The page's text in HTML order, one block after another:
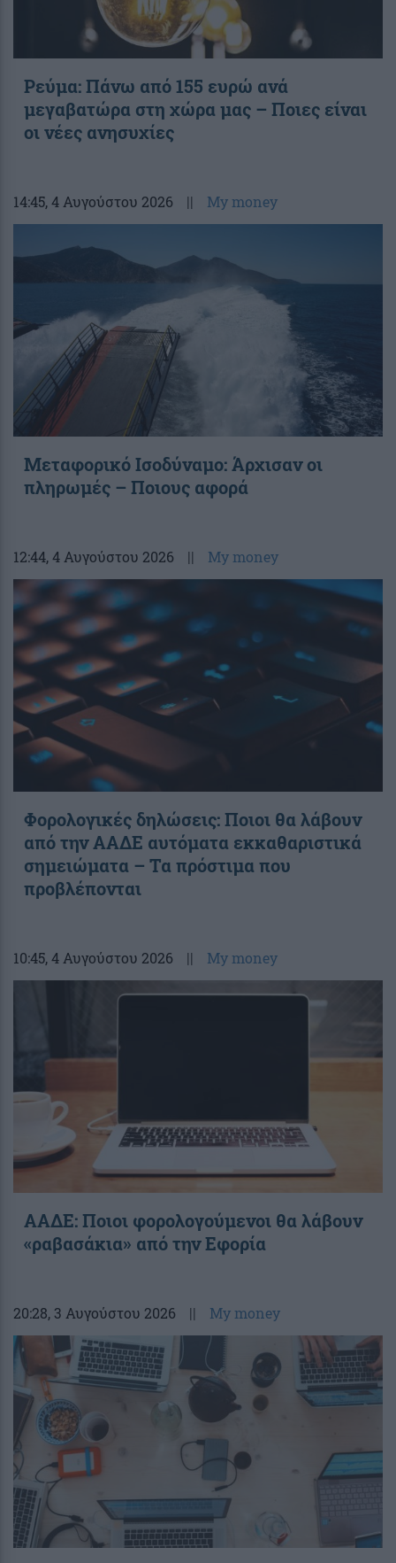
Ρεύμα: Πάνω από 155 ευρώ ανά
μεγαβατώρα στη χώρα μας – Ποιες είναι
οι νέες ανησυχίες
14:45, 4 Αυγούστου 2026 || My money
Μεταφορικό Ισοδύναμο: Άρχισαν οι
πληρωμές – Ποιους αφορά
12:44, 4 Αυγούστου 2026 || My money
Φορολογικές δηλώσεις: Ποιοι θα λάβουν
από την ΑΑΔΕ αυτόματα εκκαθαριστικά
σημειώματα – Τα πρόστιμα που
προβλέπονται
10:45, 4 Αυγούστου 2026 || My money
ΑΑΔΕ: Ποιοι φορολογούμενοι θα λάβουν
«ραβασάκια» από την Εφορία
20:28, 3 Αυγούστου 2026 || My money